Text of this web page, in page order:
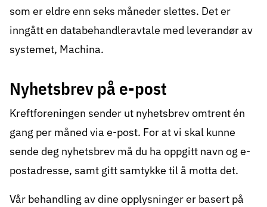
som er eldre enn seks måneder slettes. Det er
inngått en databehandleravtale med leverandør av
systemet, Machina.
Nyhetsbrev på e-post
Kreftforeningen sender ut nyhetsbrev omtrent én
gang per måned via e-post. For at vi skal kunne
sende deg nyhetsbrev må du ha oppgitt navn og e-
postadresse, samt gitt samtykke til å motta det.
Vår behandling av dine opplysninger er basert på